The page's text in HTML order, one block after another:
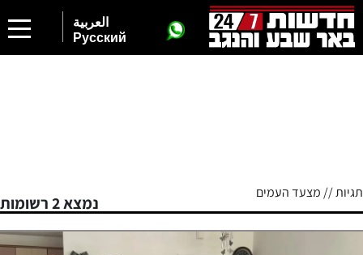
العربية
Русский
תגיות // מצעד העמים
נמצא 2 רשומות